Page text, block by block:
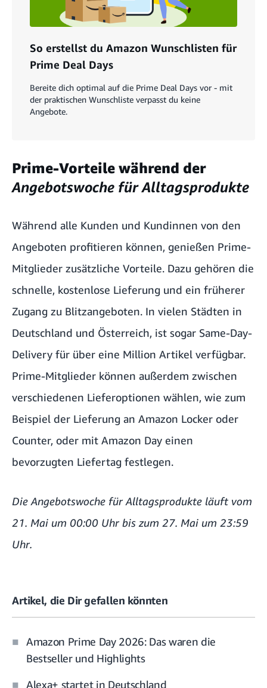
So erstellst du Amazon Wunschlisten für
Prime Deal Days
Bereite dich optimal auf die Prime Deal Days vor - mit
der praktischen Wunschliste verpasst du keine
Angebote.
Prime-Vorteile während der
Angebotswoche für Alltagsprodukte
Während alle Kunden und Kundinnen von den
Angeboten profitieren können, genießen Prime-
Mitglieder zusätzliche Vorteile. Dazu gehören die
schnelle, kostenlose Lieferung und ein früherer
Zugang zu Blitzangeboten. In vielen Städten in
Deutschland und Österreich, ist sogar Same-Day-
Delivery für über eine Million Artikel verfügbar.
Prime-Mitglieder können außerdem zwischen
verschiedenen Lieferoptionen wählen, wie zum
Beispiel der Lieferung an Amazon Locker oder
Counter, oder mit Amazon Day einen
bevorzugten Liefertag festlegen.
Die Angebotswoche für Alltagsprodukte läuft vom
21. Mai um 00:00 Uhr bis zum 27. Mai um 23:59
Uhr.
Artikel, die Dir gefallen könnten
Amazon Prime Day 2026: Das waren die
Bestseller und Highlights
Alexa+ startet in Deutschland